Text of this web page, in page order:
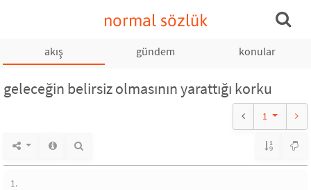
normal sözlük
akış gündem konular
geleceğin belirsiz olmasının yarattığı korku
1
1.